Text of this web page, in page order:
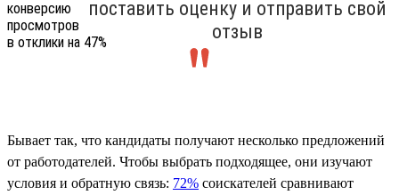
поставить оценку и отправить свой
отзыв
Бывает так, что кандидаты получают несколько предложений
от работодателей. Чтобы выбрать подходящее, они изучают
условия и обратную связь: 72% соискателей сравнивают